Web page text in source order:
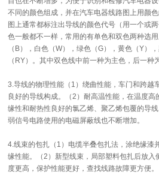
不同的颜色组成，并在汽车电器线路图上用颜
图上通常都标注出导线的颜色代号（用一个或
色一般都不一样，常用的有单色和双色两种选
（B），白色（W），绿色（G），黄色（Y）
（RY）。其中双色线中前一种为主色，后一种
3.导线的物理性能（1）绕曲性能，车门和跨越
良好的导线构成。（2）耐高温性能，在温度
缘性和耐热性良好的氯乙烯、聚乙烯包覆的导
弱信号电路使用的电磁屏蔽线也不断增加。
4.线束的包扎（1）电缆半叠包扎法，涂绝缘漆
缘性能。（2）新型线束，局部塑料包扎后放
度更高，保护性能更好，查找线路故障更方便。